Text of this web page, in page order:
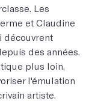
Les
et Claudine
découvrent
des années.
plus loin,
l'émulation
artiste.